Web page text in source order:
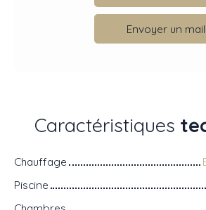
Envoyer un mail
Caractéristiques
Chauffage
Piscine